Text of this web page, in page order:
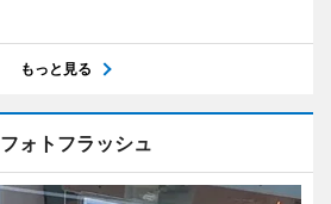
もっと見る
フォトフラッシュ